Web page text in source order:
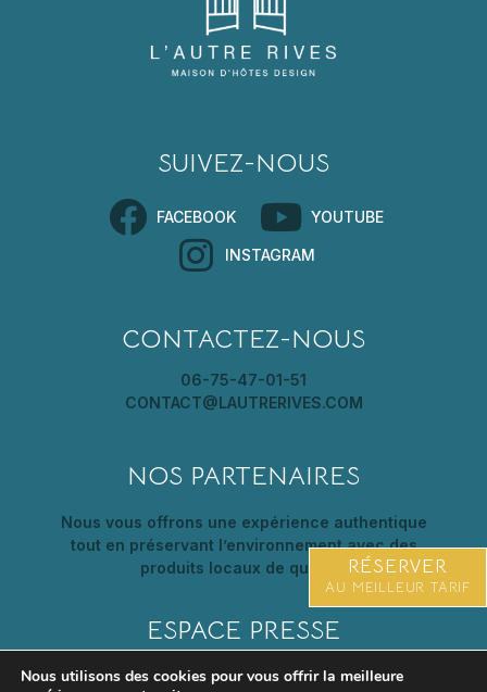
RÉSERVER
AU MEILLEUR TARIF
SUIVEZ-NOUS
FACEBOOK YOUTUBE
INSTAGRAM
CONTACTEZ-NOUS
06-75-47-01-51
CONTACT@LAUTRERIVES.COM
NOS PARTENAIRES
Nous vous offrons une expérience authentique
tout en préservant l’environnement avec des
produits locaux de qualité.
ESPACE PRESSE
Découvrez l’Autre Rives, notre maison d’hôtes à
Nous utilisons des cookies pour vous offrir la meilleure